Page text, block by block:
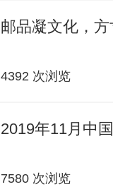
邮品凝文化，
4392 次浏览
2019年11月中
7580 次浏览